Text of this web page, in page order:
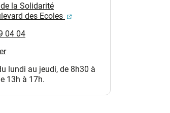
la Solidarité
des Ecoles
(ouverture dans un nouvel
04 04
lundi au jeudi, de 8h30 à
13h à 17h.